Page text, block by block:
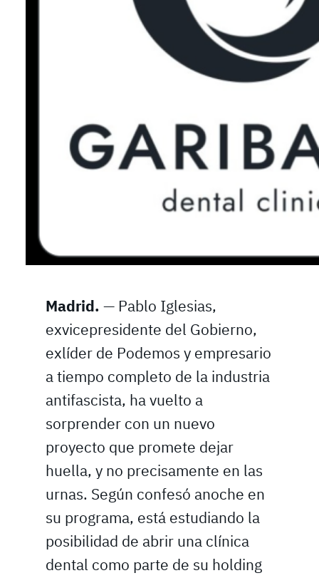
Madrid. — Pablo Iglesias,
exvicepresidente del Gobierno,
exlíder de Podemos y empresario
a tiempo completo de la industria
antifascista, ha vuelto a
sorprender con un nuevo
proyecto que promete dejar
huella, y no precisamente en las
urnas. Según confesó anoche en
su programa, está estudiando la
posibilidad de abrir una clínica
dental como parte de su holding